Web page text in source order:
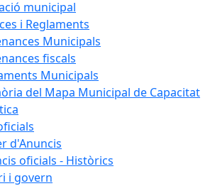
municipal
i Reglaments
Municipals
fiscals
Municipals
del Mapa Municipal de Capacitat
d'Anuncis
oficials - Històrics
i govern